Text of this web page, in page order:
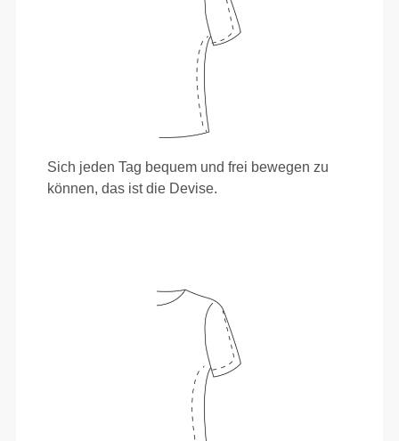
Sich jeden Tag bequem und frei bewegen zu
können, das ist die Devise.